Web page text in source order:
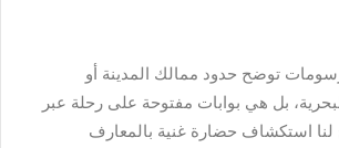
توضح حدود ممالك المدينة أو
بل هي بوابات مفتوحة على رحلة عبر
لنا استكشاف حضارة غنية بالمعارف